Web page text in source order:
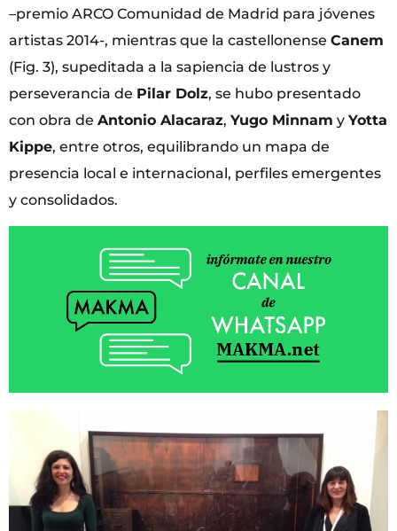
–premio ARCO Comunidad de Madrid para jóvenes
artistas 2014-, mientras que la castellonense Canem
(Fig. 3), supeditada a la sapiencia de lustros y
perseverancia de Pilar Dolz, se hubo presentado
con obra de Antonio Alacaraz, Yugo Minnam y Yotta
Kippe, entre otros, equilibrando un mapa de
presencia local e internacional, perfiles emergentes
y consolidados.